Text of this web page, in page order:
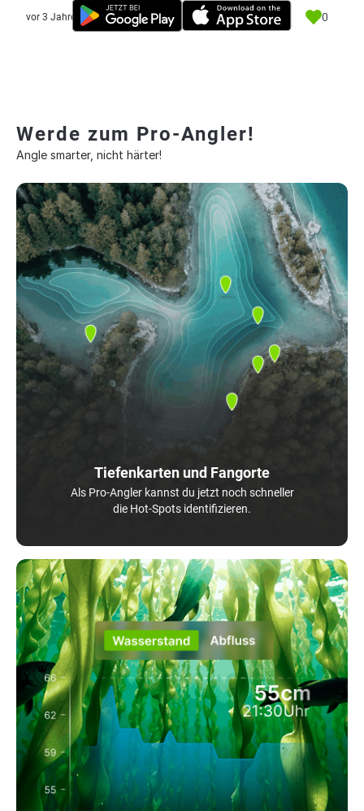
vor 3 Jahre 0
Werde zum Pro-Angler!
Angle smarter, nicht härter!
Tiefenkarten und Fangorte
Als Pro-Angler kannst du jetzt noch schneller
die Hot-Spots identifizieren.